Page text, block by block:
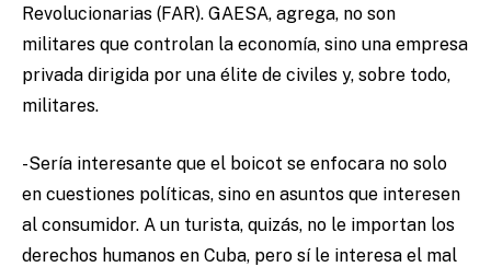
Revolucionarias (FAR). GAESA, agrega, no son
militares que controlan la economía, sino una empresa
privada dirigida por una élite de civiles y, sobre todo,
militares.
-Sería interesante que el boicot se enfocara no solo
en cuestiones políticas, sino en asuntos que interesen
al consumidor. A un turista, quizás, no le importan los
derechos humanos en Cuba, pero sí le interesa el mal